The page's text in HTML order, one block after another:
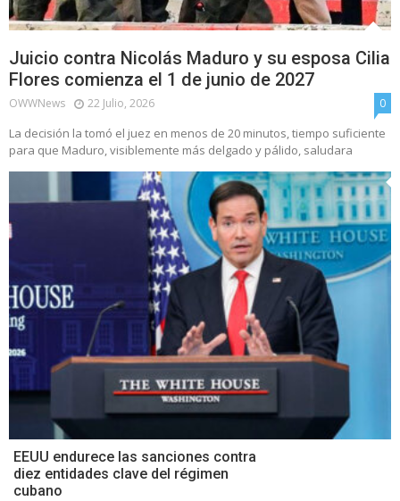
Juicio contra Nicolás Maduro y su esposa Cilia
Flores comienza el 1 de junio de 2027
OWWNews 22 Julio, 2026 0
La decisión la tomó el juez en menos de 20 minutos, tiempo suficiente
para que Maduro, visiblemente más delgado y pálido, saludara
EEUU endurece las sanciones contra
diez entidades clave del régimen
cubano